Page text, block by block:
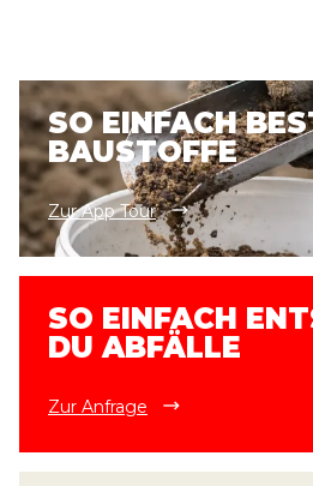
SO EINFACH
BAUSTOFFE
Zur App Tour
SO EINFACH
DU ABFÄLLE
Zur Anfrage